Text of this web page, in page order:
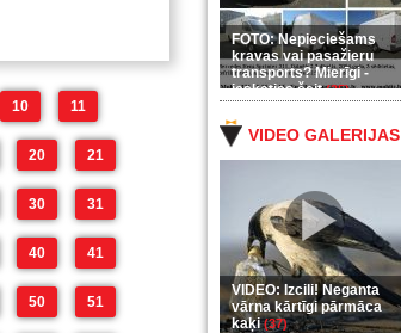
FOTO: Nepieciešams
kravas vai pasažieru
transports? Mierīgi -
ieskaties šeit(35)
VIDEO GALERIJAS
VIDEO: Izcili! Neganta
vārna kārtīgi pārmāca
kaķi(37)
10 11
20 21
30 31
40 41
50 51